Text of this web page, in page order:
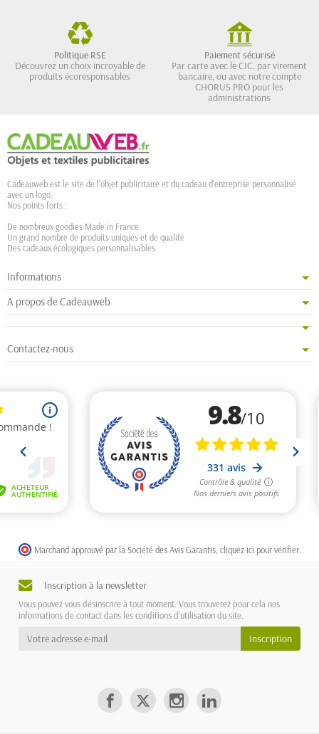
Politique RSE
Découvrez un choix incroyable de
produits écoresponsables
Paiement sécurisé
Par carte avec le CIC, par virement
bancaire, ou avec notre compte
CHORUS PRO pour les
administrations
Cadeauweb est le site de l'objet publicitaire et du cadeau d'entreprise personnalisé
avec un logo.
Nos points forts :
De nombreux goodies Made in France
Un grand nombre de produits uniques et de qualité
Des cadeaux écologiques personnalisables
Informations
A propos de Cadeauweb
Contactez-nous
Marchand approuvé par la Société des Avis Garantis, cliquez ici pour vérifier
Inscription à la newsletter
Vous pouvez vous désinscrire à tout moment. Vous trouverez pour cela nos
informations de contact dans les conditions d'utilisation du site.